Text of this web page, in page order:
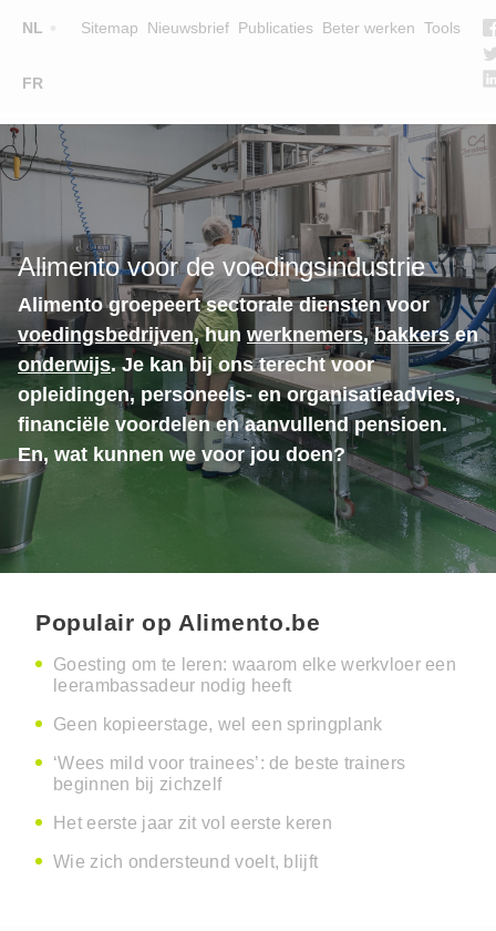
NL
FR
Sitemap Nieuwsbrief Publicaties Beter werken Tools
Main
navigation
OPLEIDINGEN
LESGEVERS
WIE ZIJN WE
TEAM
CONTACT
ZOEK EEN OPLEIDING
Alimento voor de voedingsindustrie
Alimento groepeert sectorale diensten voor
voedingsbedrijven, hun werknemers,bakkersen
onderwijs. Je kan bij ons terecht voor
opleidingen, personeels- en organisatieadvies,
financiële voordelen en aanvullend pensioen.
En, wat kunnen we voor jou doen?
Populair op Alimento.be
Goesting om te leren: waarom elke werkvloer een
leerambassadeur nodig heeft
Geen kopieerstage, wel een springplank
‘Wees mild voor trainees’: de beste trainers
beginnen bij zichzelf
Het eerste jaar zit vol eerste keren
Wie zich ondersteund voelt, blijft